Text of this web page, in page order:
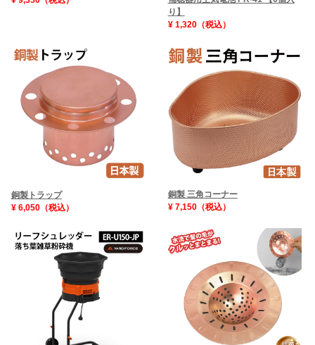
り】
¥ 1,320（税込）
銅製トラップ
¥ 6,050（税込）
銅製 三角コーナー
¥ 7,150（税込）